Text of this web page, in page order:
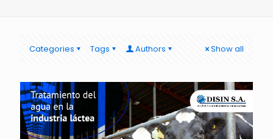
Categories Tags Authors Show all